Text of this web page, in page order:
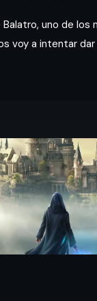
uno de los
voy a intentar dar